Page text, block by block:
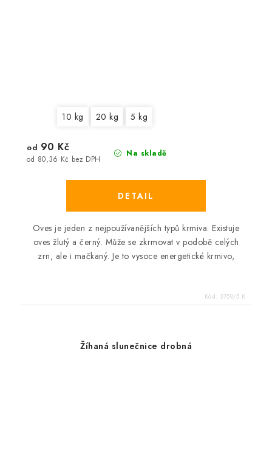
10 kg 20 kg 5 kg
Na skladě
od 80,36 Kč bez DPH
od 90 Kč
Oves je jeden z nejpoužívanějších typů krmiva. Existuje
oves žlutý a černý. Může se zkrmovat v podobě celých
zrn, ale i mačkaný. Je to vysoce energetické krmivo,
Kód: 3759/5 K
Žíhaná slunečnice drobná